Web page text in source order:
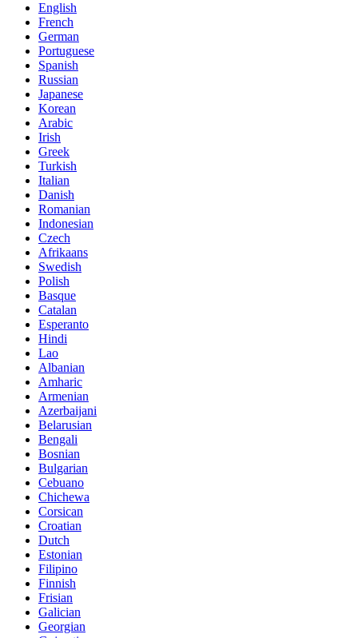
English
French
German
Portuguese
Spanish
Russian
Japanese
Korean
Arabic
Irish
Greek
Turkish
Italian
Danish
Romanian
Indonesian
Czech
Afrikaans
Swedish
Polish
Basque
Catalan
Esperanto
Hindi
Lao
Albanian
Amharic
Armenian
Azerbaijani
Belarusian
Bengali
Bosnian
Bulgarian
Cebuano
Chichewa
Corsican
Croatian
Dutch
Estonian
Filipino
Finnish
Frisian
Galician
Georgian